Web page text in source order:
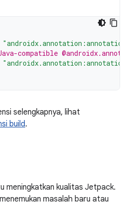
compatible
selengkapnya, lihat
build.
meningkatkan kualitas Jetpack.
masalah baru atau